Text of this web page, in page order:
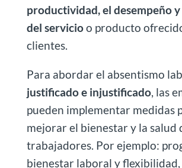
productividad, el desempeño
del servicioo producto
clientes.
Para abordar el absentismo
justificado e injustificado, las
pueden implementar medidas
mejorar el bienestar y la salud
trabajadores. Por ejemplo:
bienestar laboral y flexibilidad,